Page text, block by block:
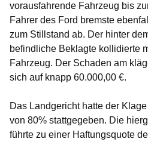
vorausfahrende Fahrzeug bis
Fahrer des Ford bremste
zum Stillstand ab. Der hinter
befindliche Beklagte kollidierte
Fahrzeug. Der Schaden am
sich auf knapp 60.000,00 €.
Das Landgericht hatte der
von 80% stattgegeben. Die
führte zu einer Haftungsquote